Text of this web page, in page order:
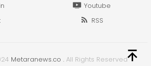
Youtube
RSS
Metaranews.co . All Rights Reserved